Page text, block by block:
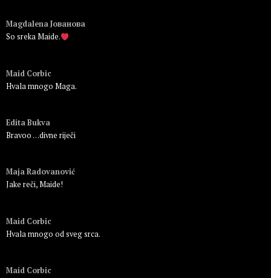
Magdalena Јованова
So sreka Maide.
Maid Corbic
Hvala mnogo Maga.
Edita Bukva
Bravoo …divne riječi
Маја Radovanović
Jake reči, Maide!
Maid Corbic
Hvala mnogo od sveg srca.
Maid Corbic